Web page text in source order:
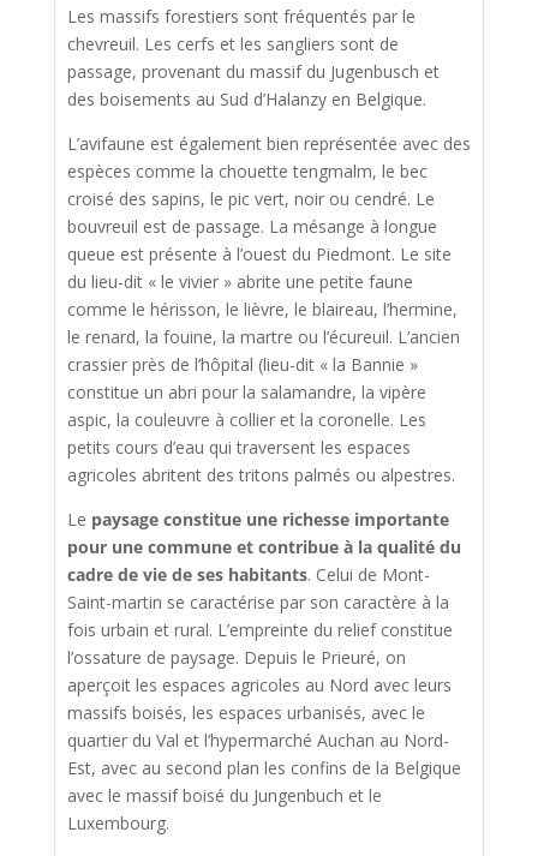
Les massifs forestiers sont fréquentés par le
chevreuil. Les cerfs et les sangliers sont de
passage, provenant du massif du Jugenbusch et
des boisements au Sud d’Halanzy en Belgique.
L’avifaune est également bien représentée avec des
espèces comme la chouette tengmalm, le bec
croisé des sapins, le pic vert, noir ou cendré. Le
bouvreuil est de passage. La mésange à longue
queue est présente à l’ouest du Piedmont. Le site
du lieu-dit « le vivier » abrite une petite faune
comme le hérisson, le lièvre, le blaireau, l’hermine,
le renard, la fouine, la martre ou l’écureuil. L’ancien
crassier près de l’hôpital (lieu-dit « la Bannie »
constitue un abri pour la salamandre, la vipère
aspic, la couleuvre à collier et la coronelle. Les
petits cours d’eau qui traversent les espaces
agricoles abritent des tritons palmés ou alpestres.
Le paysage constitue une richesse importante
pour une commune et contribue à la qualité du
cadre de vie de ses habitants. Celui de Mont-
Saint-martin se caractérise par son caractère à la
fois urbain et rural. L’empreinte du relief constitue
l’ossature de paysage. Depuis le Prieuré, on
aperçoit les espaces agricoles au Nord avec leurs
massifs boisés, les espaces urbanisés, avec le
quartier du Val et l’hypermarché Auchan au Nord-
Est, avec au second plan les confins de la Belgique
avec le massif boisé du Jungenbuch et le
Luxembourg.